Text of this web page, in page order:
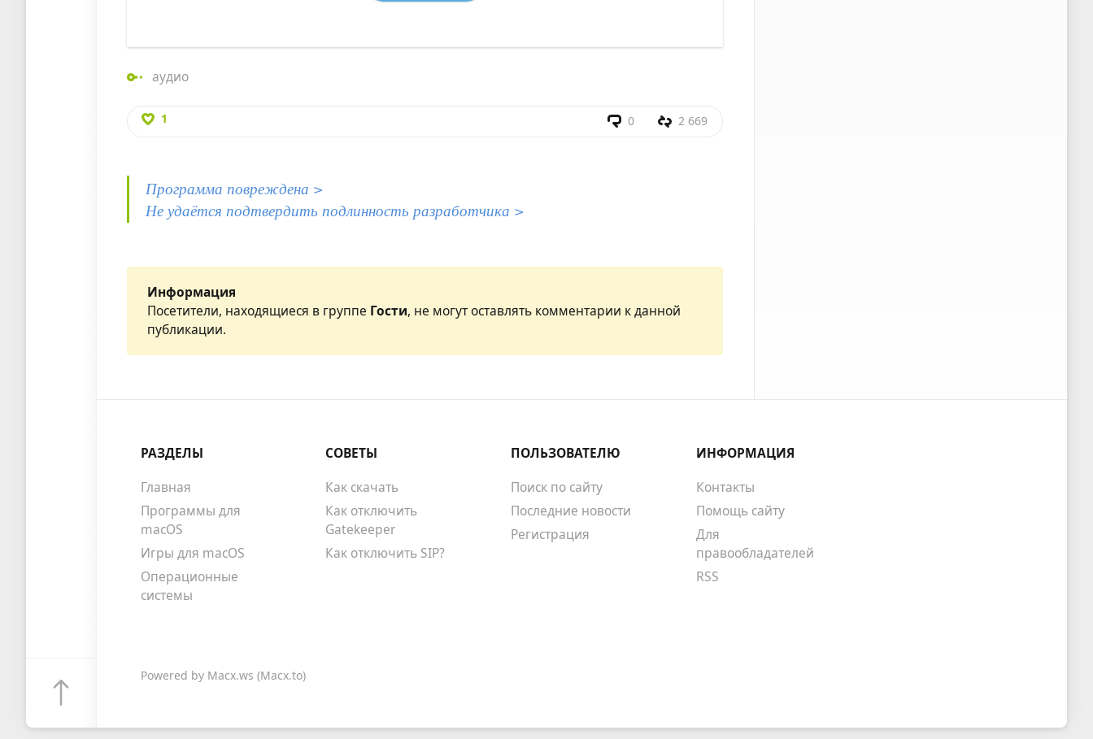
аудио
1 0 2 669
Программа повреждена >
Не удаётся подтвердить подлинность разработчика >
Информация
Посетители, находящиеся в группе Гости, не могут оставлять комментарии к данной
публикации.
РАЗДЕЛЫ
Главная
Программы для
macOS
Игры для macOS
Операционные
системы
СОВЕТЫ
Как скачать
Как отключить
Gatekeeper
Как отключить SIP?
ПОЛЬЗОВАТЕЛЮ
Поиск по сайту
Последние новости
Регистрация
ИНФОРМАЦИЯ
Контакты
Помощь сайту
Для
правообладателей
RSS
Powered by Macx.ws (Macx.to)